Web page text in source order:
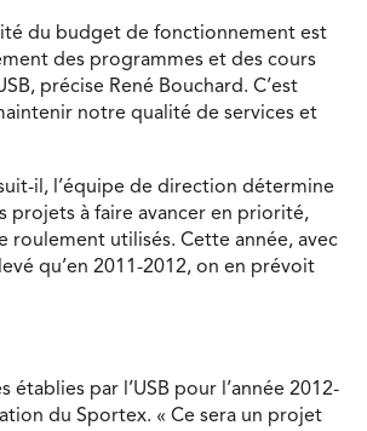
du budget de fonctionnement est
des programmes et des cours
précise René Bouchard. C’est
notre qualité de services et
il, l’équipe de direction détermine
projets à faire avancer en priorité,
roulement utilisés. Cette année, avec
qu’en 2011-2012, on en prévoit
établies par l’USB pour l’année 2012-
du Sportex. « Ce sera un projet